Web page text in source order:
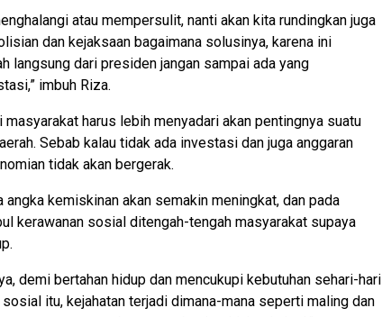
atau mempersulit, nanti akan kita rundingkan juga
dan kejaksaan bagaimana solusinya, karena ini
langsung dari presiden jangan sampai ada yang
imbuh Riza.
harus lebih menyadari akan pentingnya suatu
Sebab kalau tidak ada investasi dan juga anggaran
tidak akan bergerak.
angka kemiskinan akan semakin meningkat, dan pada
kerawanan sosial ditengah-tengah masyarakat supaya
demi bertahan hidup dan mencukupi kebutuhan sehari-hari
itu, kejahatan terjadi dimana-mana seperti maling dan